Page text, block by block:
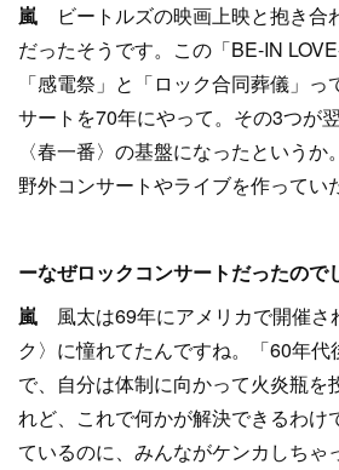
嵐
ビートルズの映画上映と抱き合
だったそうです。この「BE-IN
「感電祭」と「ロック合同葬儀」
サートを70年にやって。その3つが
〈春一番〉の基盤になったという
野外コンサートやライブを作ってい
ーなぜロックコンサートだったので
嵐 風太は69年にアメリカで開催さ
ク〉に憧れてたんですね。「60年
で、自分は体制に向かって火炎瓶を
れど、これで何かが解決できるわけ
ているのに、みんながケンカしちゃ